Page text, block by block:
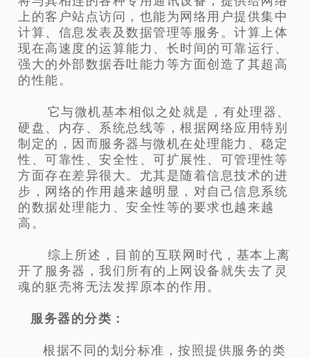
上的客户站点访问，也能为网络用户提供集中
计算、信息发表及数据管理等服务。计算上体
现在高速度的运算能力、长时间的可靠运行、
强大的外部数据吞吐能力等方面创造了其超高
的性能。
它与微机基本相似之处就是，有处理器、
硬盘、内存、系统总线等，根据网络应用特别
制定的，因而服务器与微机在处理能力、稳定
性、可靠性、安全性、可扩展性、可管理性等
方面存在差异很大。尤其是随着信息技术的进
步，网络的作用越来越明显，对自己信息系统
的数据处理能力、安全性等的要求也越来越
高。
综上所述，目前的互联网时代，基本上离
开了服务器，我们所有的上网设备就失去了灵
魂的躯壳将无法发挥原本的作用。
服务器的分类：
根据不同的划分标准，按照提供服务的类